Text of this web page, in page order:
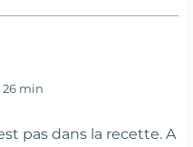
26 min
pas dans la recette. A